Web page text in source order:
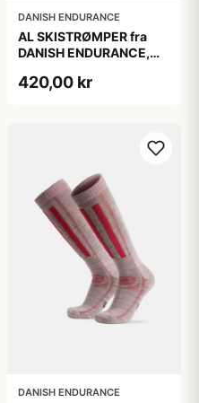
DANISH ENDURANCE
AL SKISTRØMPER fra
DANISH ENDURANCE,
420,00 kr
DANISH ENDURANCE